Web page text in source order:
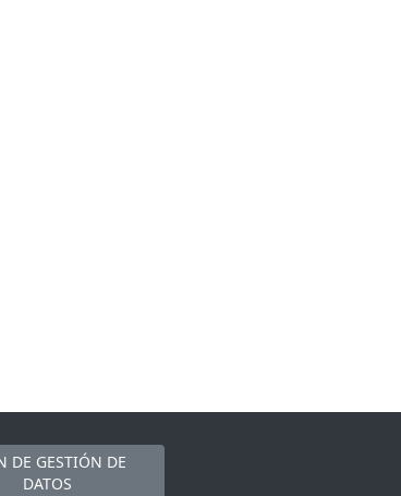
DE GESTIÓN DE
DATOS